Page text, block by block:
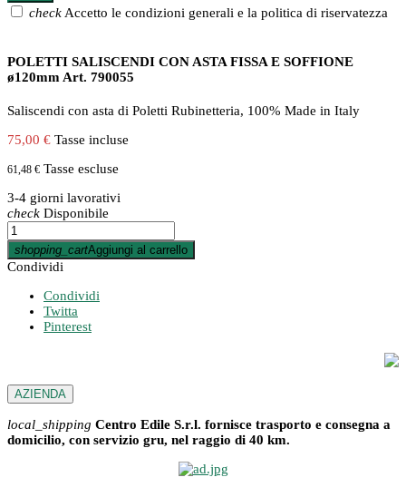
check Accetto le condizioni generali e la politica di riservatezza
POLETTI SALISCENDI CON ASTA FISSA E SOFFIONE
ø120mm Art. 790055
Saliscendi con asta di Poletti Rubinetteria, 100% Made in Italy
75,00 € Tasse incluse
61,48 € Tasse escluse
3-4 giorni lavorativi
check Disponibile
shopping_cartAggiungi al carrello
Condividi
Condividi
Twitta
Pinterest
AZIENDA
local_shipping Centro Edile S.r.l. fornisce trasporto e consegna a
domicilio, con servizio gru, nel raggio di 40 km.